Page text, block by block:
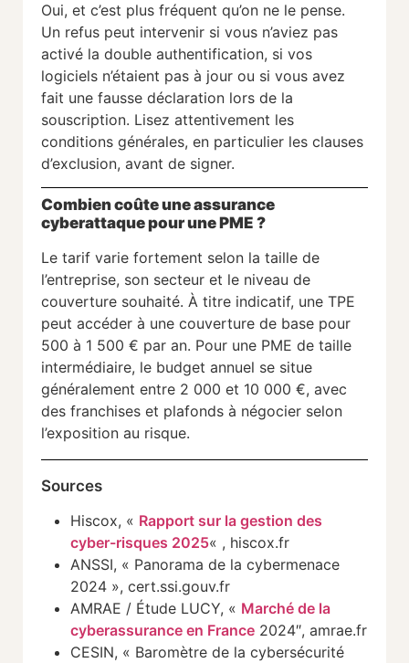
Oui, et c’est plus fréquent qu’on ne le pense.
Un refus peut intervenir si vous n’aviez pas
activé la double authentification, si vos
logiciels n’étaient pas à jour ou si vous avez
fait une fausse déclaration lors de la
souscription. Lisez attentivement les
conditions générales, en particulier les clauses
d’exclusion, avant de signer.
Combien coûte une assurance
cyberattaque pour une PME ?
Le tarif varie fortement selon la taille de
l’entreprise, son secteur et le niveau de
couverture souhaité. À titre indicatif, une TPE
peut accéder à une couverture de base pour
500 à 1 500 € par an. Pour une PME de taille
intermédiaire, le budget annuel se situe
généralement entre 2 000 et 10 000 €, avec
des franchises et plafonds à négocier selon
l’exposition au risque.
Sources
Hiscox, « Rapport sur la gestion des
cyber-risques 2025« , hiscox.fr
ANSSI, « Panorama de la cybermenace
2024 », cert.ssi.gouv.fr
AMRAE / Étude LUCY, « Marché de la
cyberassurance en France 2024″, amrae.fr
CESIN, « Baromètre de la cybersécurité